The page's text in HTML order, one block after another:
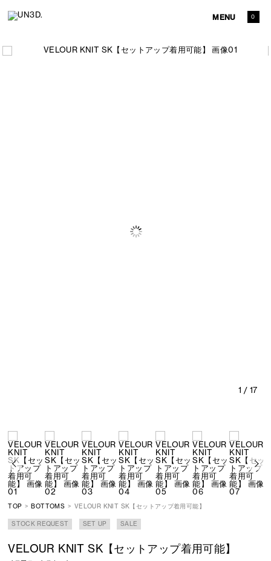
MENU 0
VELOUR KNIT SK【セットアップ着用可能】
1 / 17
TOP BOTTOMS VELOUR KNIT SK【セットアップ着用可能】
STOCK REQUEST SET UP SALE